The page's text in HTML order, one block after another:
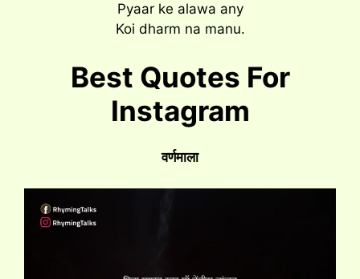
Pyaar ke alawa any
Koi dharm na manu.
Best Quotes For
Instagram
वर्णमाला